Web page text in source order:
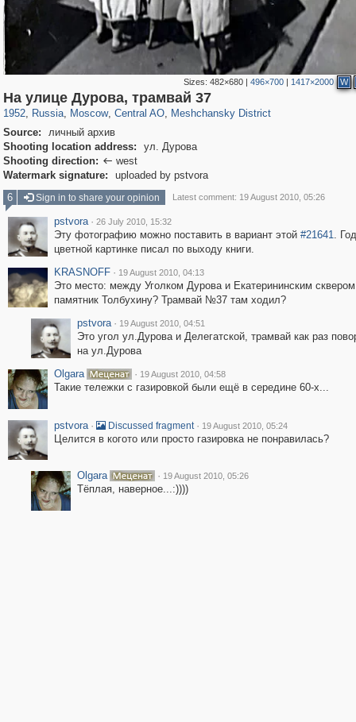
Sizes: 482×680| 496×700| 1417×2000 W
На улице Дурова, трамвай 37
1952, Russia
1,406,255 29,243
, Moscow
319,780 8,286
, Central AO
159,978 5,916
, Meshchansky District
10,185
Source:
личный архив
Shooting location address:
ул. Дурова
Shooting direction:  west
Watermark signature:
uploaded by pstvora
6
Sign in to share your opinion Latest comment: 19 August 2010, 05:26
pstvora · 26 July 2010, 15:32
Эту фотографию можно поставить в вариант этой #21641.
цветной картинке писал по выходу книги.
KRASNOFF · 19 August 2010, 04:13
Это место: между Уголком Дурова и Екатерининским
памятник Толбухину? Трамвай №37 там ходил?
pstvora · 19 August 2010, 04:51
Это угол ул.Дурова и Делегатской, трамвай как раз
на ул.Дурова
Olgara
· 19 August 2010, 04:58
Такие тележки с газировкой были ещё в середине 60-х...
pstvora · Discussed fragment · 19 August 2010, 05:24
Целится в когото или просто газировка не понравилась?
Olgara · 19 August 2010, 05:26
Тёплая, наверное...:))))